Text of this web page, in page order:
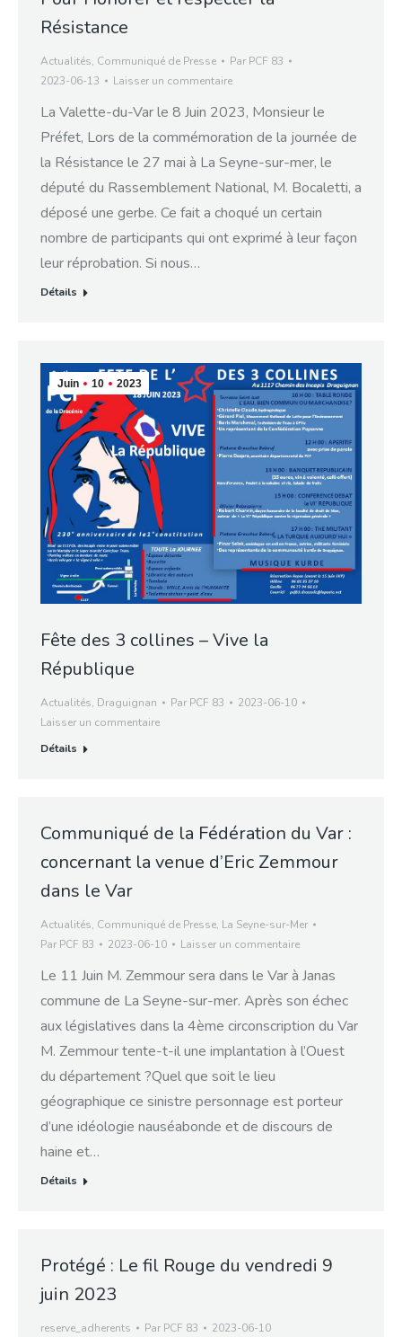
Résistance
Actualités, Communiqué de Presse Par PCF 83
2023-06-13
Laisser un commentaire
La Valette-du-Var le 8 Juin 2023, Monsieur le
Préfet, Lors de la commémoration de la journée de
la Résistance le 27 mai à La Seyne-sur-mer, le
député du Rassemblement National, M. Bocaletti, a
déposé une gerbe. Ce fait a choqué un certain
nombre de participants qui ont exprimé à leur façon
leur réprobation. Si nous…
Détails
Juin 10 2023
Fête des 3 collines – Vive la
République
Actualités, Draguignan Par PCF 83
2023-06-10
Laisser un commentaire
Détails
Communiqué de la Fédération du Var :
concernant la venue d’Eric Zemmour
dans le Var
Actualités, Communiqué de Presse, La Seyne-sur-Mer
Par PCF 83 2023-06-10 Laisser un commentaire
Le 11 Juin M. Zemmour sera dans le Var à Janas
commune de La Seyne-sur-mer. Après son échec
aux législatives dans la 4ème circonscription du Var
M. Zemmour tente-t-il une implantation à l’Ouest
du département ?Quel que soit le lieu
géographique ce sinistre personnage est porteur
d’une idéologie nauséabonde et de discours de
haine et…
Détails
Protégé : Le fil Rouge du vendredi 9
juin 2023
reserve_adherents Par PCF 83 2023-06-10